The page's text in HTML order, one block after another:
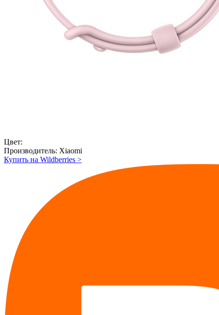
Цвет:
Производитель: Xiaomi
Купить на Wildberries >